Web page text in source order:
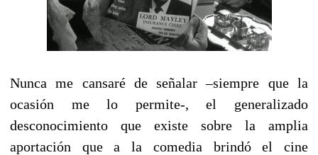
Nunca me cansaré de señalar –siempre que la
ocasión me lo permite-, el generalizado
desconocimiento que existe sobre la amplia
aportación que a la comedia brindó el cine